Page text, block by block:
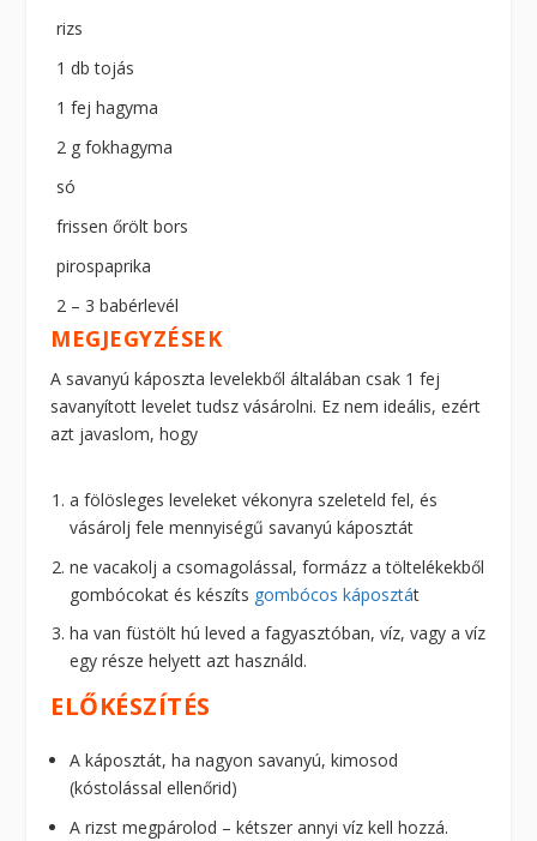
rizs
1 db tojás
1 fej hagyma
2 g fokhagyma
só
frissen őrölt bors
pirospaprika
2 – 3 babérlevél
MEGJEGYZÉSEK
A savanyú káposzta levelekből általában csak 1 fej
savanyított levelet tudsz vásárolni. Ez nem ideális, ezért
azt javaslom, hogy
a fölösleges leveleket vékonyra szeleteld fel, és
vásárolj fele mennyiségű savanyú káposztát
ne vacakolj a csomagolással, formázz a töltelékekből
gombócokat és készíts gombócos káposztát
ha van füstölt hú leved a fagyasztóban, víz, vagy a víz
egy része helyett azt használd.
ELŐKÉSZÍTÉS
A káposztát, ha nagyon savanyú, kimosod
(kóstolással ellenőrid)
A rizst megpárolod – kétszer annyi víz kell hozzá.